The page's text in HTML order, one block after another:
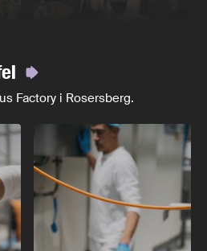
Factory i Rosersberg.